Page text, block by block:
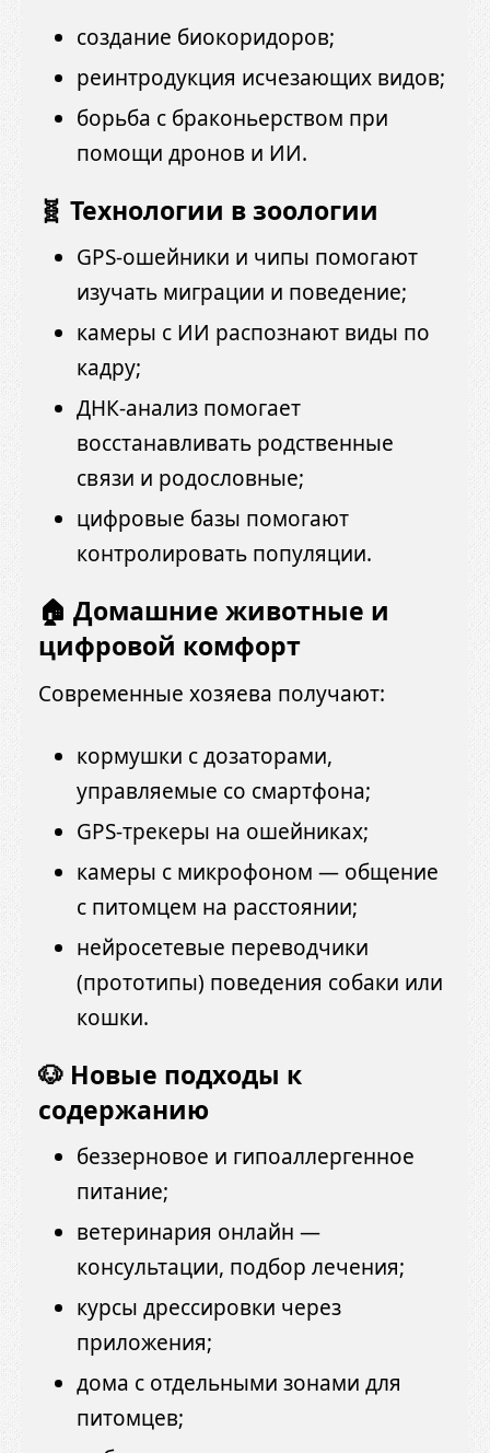
создание биокоридоров;
реинтродукция исчезающих видов;
борьба с браконьерством при
помощи дронов и ИИ.
🧬 Технологии в зоологии
GPS-ошейники и чипы помогают
изучать миграции и поведение;
камеры с ИИ распознают виды по
кадру;
ДНК-анализ помогает
восстанавливать родственные
связи и родословные;
цифровые базы помогают
контролировать популяции.
🏠 Домашние животные и
цифровой комфорт
Современные хозяева получают:
кормушки с дозаторами,
управляемые со смартфона;
GPS-трекеры на ошейниках;
камеры с микрофоном — общение
с питомцем на расстоянии;
нейросетевые переводчики
(прототипы) поведения собаки или
кошки.
🐶 Новые подходы к
содержанию
беззерновое и гипоаллергенное
питание;
ветеринария онлайн —
консультации, подбор лечения;
курсы дрессировки через
приложения;
дома с отдельными зонами для
питомцев;